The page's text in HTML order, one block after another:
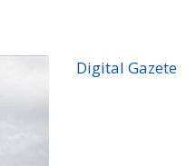
Digital Gazete